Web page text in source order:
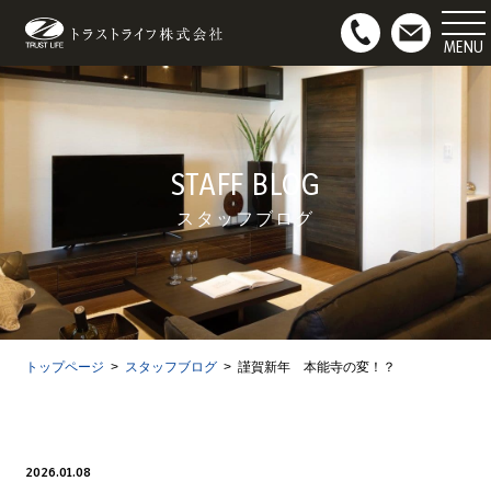
マンション用地募集
STAFF BLOG
スタッフブログ
トップページ スタッフブログ 謹賀新年 本能寺の変！？
2026.01.08